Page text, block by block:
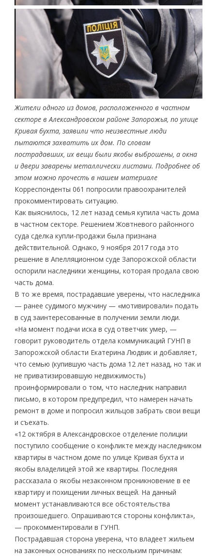
Жители одного из домов, расположенного в частном
секторе в Александровском районе Запорожья, по улице
Кривая бухта, заявили что неизвестные люди
пытаются захватить их дом. По словам
пострадавших, их вещи были якобы выброшены, а окна
и двери заварены металлически листами. Подробнее об
этом можно прочесть в нашем материале
Корреспонденты 061 попросили правоохранителей
прокомментировать ситуацию.
Как выяснилось, 12 лет назад семья купила часть дома
в частном секторе. Решением Жовтневого районного
суда сделка купли-продажи была признана
действительной. Однако, 9 ноября 2017 года это
решение в Апелляционном суде Запорожской области
оспорили наследники женщины, которая продала свою
часть дома.
В то же время, пострадавшие уверены, что наследника
— ранее судимого мужчину — «мотивировали» подать
в суд заинтересованные в получении земли люди.
«На момент подачи иска в суд ответчик умер, —
говорит руководитель отдела коммуникаций ГУНП в
Запорожской области Екатерина Людвик и добавляет,
что семью (купившую часть дома 12 лет назад, но так и
не приватизировавшую недвижимость)
проинформировали о том, что наследник направил
письмо, в котором предупредил, что намерен начать
ремонт в доме и попросил жильцов забрать свои вещи
и съехать.
«12 октября в Александровское отделение полиции
поступило сообщение о конфликте между наследником
квартиры в частном доме по улице Кривая бухта и
якобы владелицей этой же квартиры. Последняя
рассказала о якобы незаконном проникновение в ее
квартиру и похищении личных вещей. На данный
момент устанавливаются все обстоятельства
произошедшего. Опрашиваются стороны конфликта»,
— прокомментировали в ГУНП.
Пострадавшая сторона уверена, что владеет жильем
на законных основаниях по нескольким причинам: